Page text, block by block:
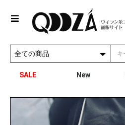
SALE New